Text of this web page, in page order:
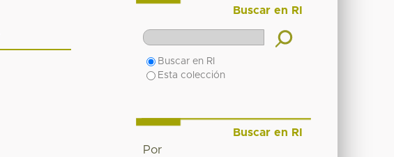
Buscar en RI
Buscar en RI
Esta colección
Buscar en RI
Por